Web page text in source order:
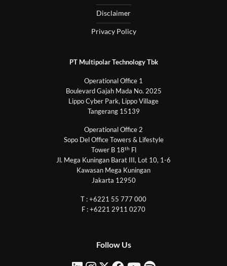
Disclaimer
Privacy Policy
PT Multipolar Technology Tbk
Operational Office 1
Boulevard Gajah Mada No. 2025
Lippo Cyber Park, Lippo Village
Tangerang 15139
Operational Office 2
Sopo Del Office Towers & Lifestyle
Tower B 18th Fl
Jl. Mega Kuningan Barat III, Lot 10, 1-6
Kawasan Mega Kuningan
Jakarta 12950
T : +6221 55 777 000
F : +6221 2911 0270
Follow Us